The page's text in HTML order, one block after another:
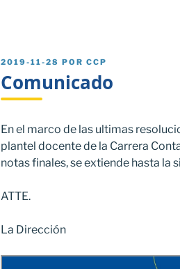
PUBLICADO
2019-11-28 POR CCP
Comunicado
En el marco de las ultimas
plantel docente de la Carrera
notas finales, se extiende hasta la
ATTE.
La Dirección